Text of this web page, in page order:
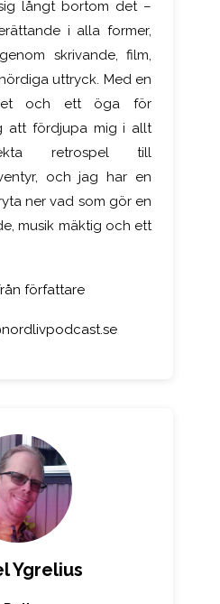
långt bortom det –
i alla former,
skrivande, film,
uttryck. Med en
och ett öga för
att fördjupa mig i allt
retrospel till
och jag har en
ner vad som gör en
musik mäktig och ett
författare
Ygrelius